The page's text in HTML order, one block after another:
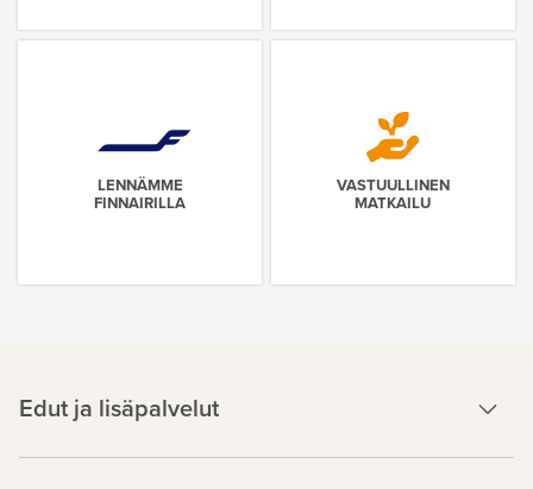
LENNÄMME
FINNAIRILLA
VASTUULLINEN
MATKAILU
Edut ja lisäpalvelut